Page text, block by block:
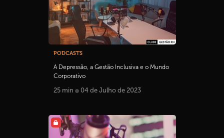
PODCASTS
A Depressão, a Gestão Inclusiva e o Mundo
Corporativo
25 min 04 de Julho de 2023